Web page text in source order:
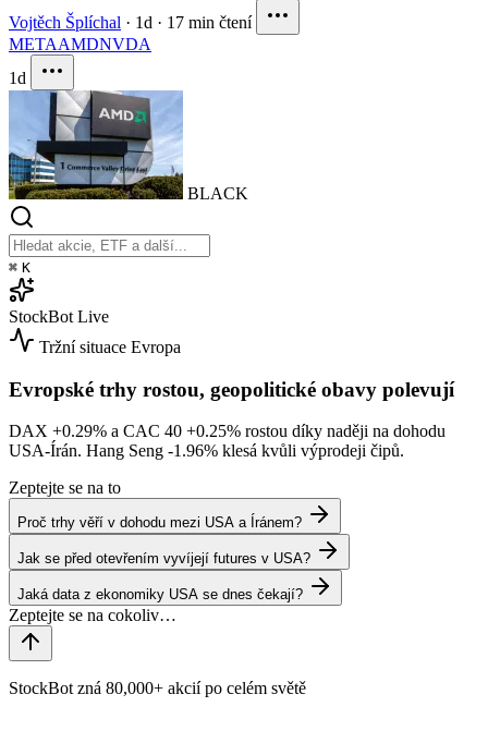
Vojtěch Šplíchal · 1d · 17 min čtení
METAAMDNVDA
1d
BLACK
⌘ K
StockBot Live
Tržní situace Evropa
Evropské trhy rostou, geopolitické obavy polevují
DAX +0.29% a CAC 40 +0.25% rostou díky naději na dohodu
USA-Írán. Hang Seng -1.96% klesá kvůli výprodeji čipů.
Zeptejte se na to
Proč trhy věří v dohodu mezi USA a Íránem?
Jak se před otevřením vyvíjejí futures v USA?
Jaká data z ekonomiky USA se dnes čekají?
StockBot zná 80,000+ akcií po celém světě